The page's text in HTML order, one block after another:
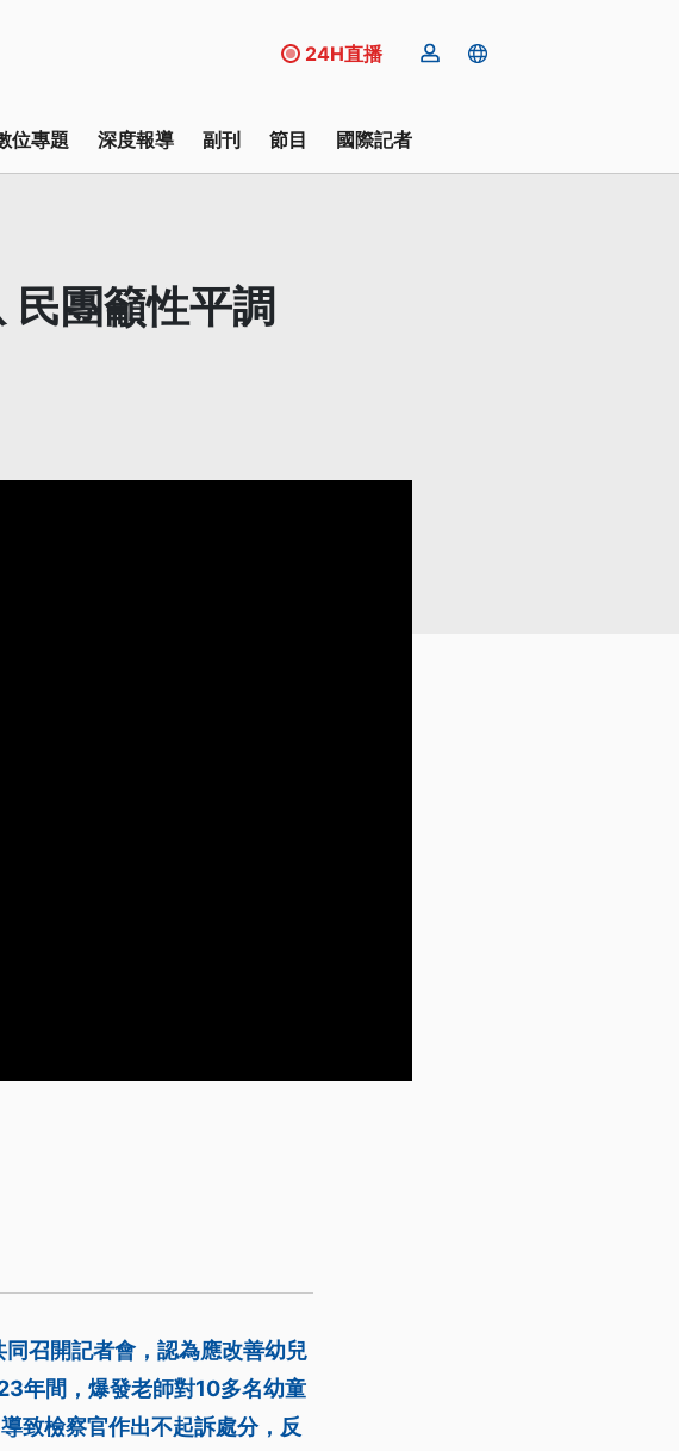
24H直播
位專題 深度報導 副刊 節目 國際記者
團籲性平調
召開記者會，認為應改善幼兒
年間，爆發老師對10多名幼童
致檢察官作出不起訴處分，反